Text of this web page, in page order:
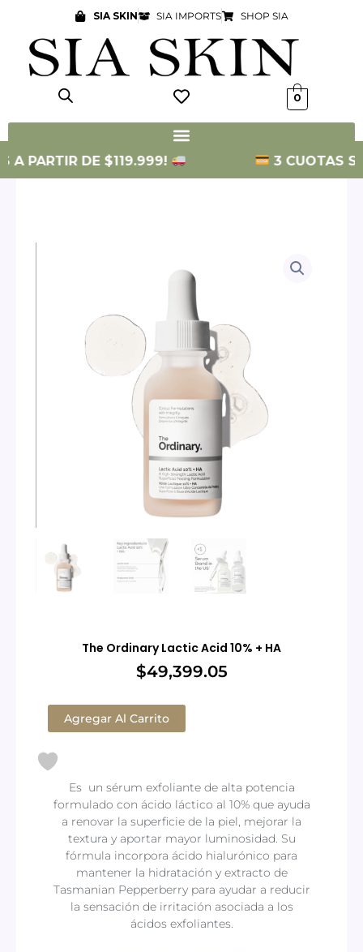
contenido
SIA SKIN SIA IMPORTS SHOP SIA
0
PARTIR DE $119.999! 3 CUOTAS SIN
The Ordinary Lactic Acid 10% + HA
$49,399.05
Ordinary
Lactic
10%
cantidad
Agregar Al Carrito
Es un sérum exfoliante de alta potencia
formulado con ácido láctico al 10% que ayuda
a renovar la superficie de la piel, mejorar la
textura y aportar mayor luminosidad. Su
fórmula incorpora ácido hialurónico para
mantener la hidratación y extracto de
Tasmanian Pepperberry para ayudar a reducir
la sensación de irritación asociada a los
ácidos exfoliantes.